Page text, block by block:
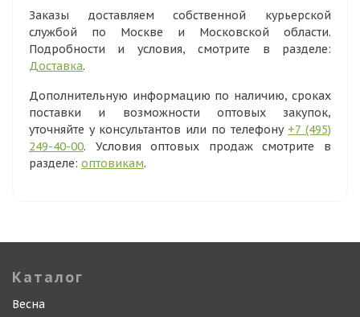
Заказы доставляем собственной курьерской
службой по Москве и Московской области.
Подробности и условия, смотрите в разделе:
Доставка.
Дополнительную информацию по наличию, сроках
поставки и возможности оптовых закупок,
уточняйте у консультантов или по телефону +7 (495)
249-40-00. Условия оптовых продаж смотрите в
разделе: оптовикам.
Каталог
Весна